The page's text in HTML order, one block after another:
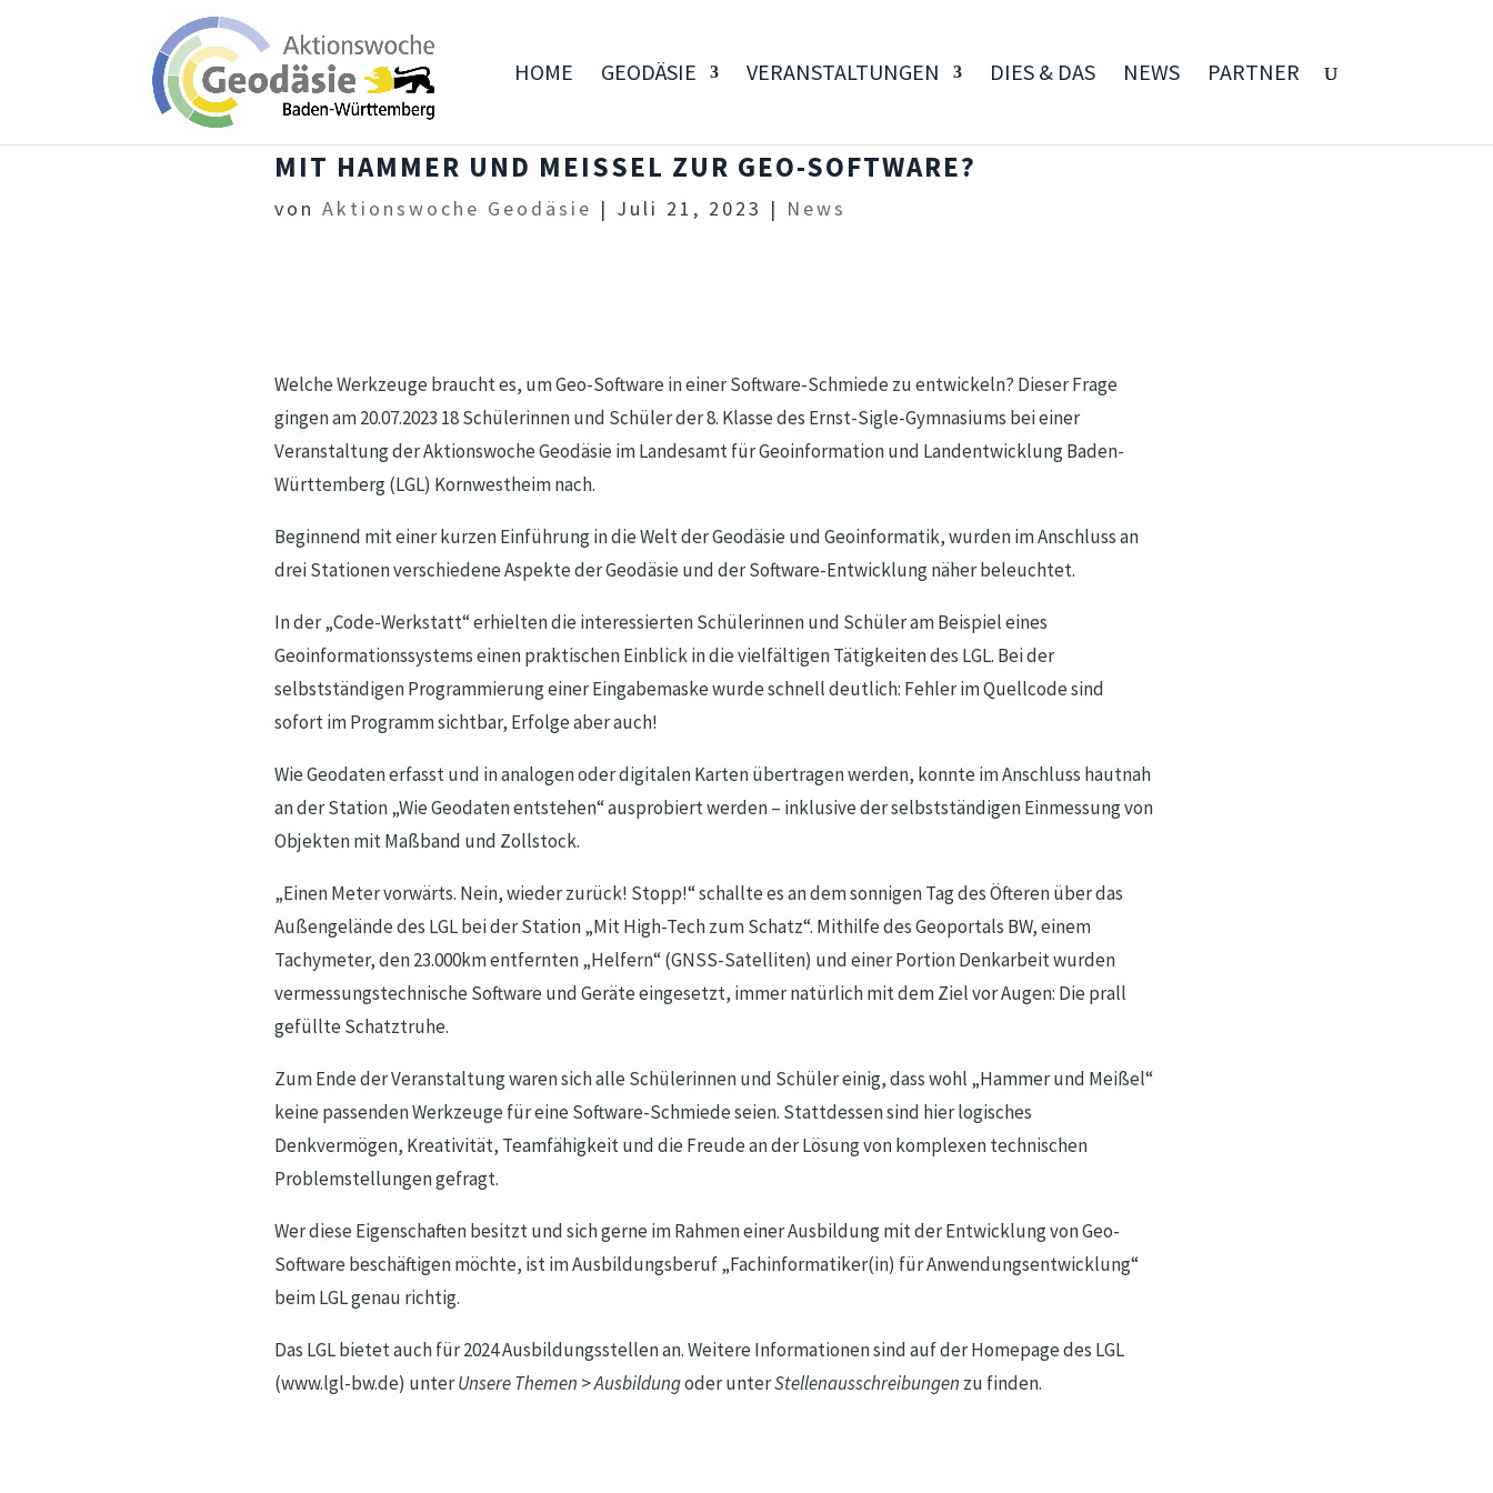
HOME GEODÄSIE VERANSTALTUNGEN DIES & DAS NEWS PARTNER
MIT HAMMER UND MEISSEL ZUR GEO-SOFTWARE?
von Aktionswoche Geodäsie | Juli 21, 2023 | News
Welche Werkzeuge braucht es, um Geo-Software in einer Software-Schmiede zu entwickeln? Dieser Frage
gingen am 20.07.2023 18 Schülerinnen und Schüler der 8. Klasse des Ernst-Sigle-Gymnasiums bei einer
Veranstaltung der Aktionswoche Geodäsie im Landesamt für Geoinformation und Landentwicklung Baden-
Württemberg (LGL) Kornwestheim nach.
Beginnend mit einer kurzen Einführung in die Welt der Geodäsie und Geoinformatik, wurden im Anschluss an
drei Stationen verschiedene Aspekte der Geodäsie und der Software-Entwicklung näher beleuchtet.
In der „Code-Werkstatt“ erhielten die interessierten Schülerinnen und Schüler am Beispiel eines
Geoinformationssystems einen praktischen Einblick in die vielfältigen Tätigkeiten des LGL. Bei der
selbstständigen Programmierung einer Eingabemaske wurde schnell deutlich: Fehler im Quellcode sind
sofort im Programm sichtbar, Erfolge aber auch!
Wie Geodaten erfasst und in analogen oder digitalen Karten übertragen werden, konnte im Anschluss hautnah
an der Station „Wie Geodaten entstehen“ ausprobiert werden – inklusive der selbstständigen Einmessung von
Objekten mit Maßband und Zollstock.
„Einen Meter vorwärts. Nein, wieder zurück! Stopp!“ schallte es an dem sonnigen Tag des Öfteren über das
Außengelände des LGL bei der Station „Mit High-Tech zum Schatz“. Mithilfe des Geoportals BW, einem
Tachymeter, den 23.000km entfernten „Helfern“ (GNSS-Satelliten) und einer Portion Denkarbeit wurden
vermessungstechnische Software und Geräte eingesetzt, immer natürlich mit dem Ziel vor Augen: Die prall
gefüllte Schatztruhe.
Zum Ende der Veranstaltung waren sich alle Schülerinnen und Schüler einig, dass wohl „Hammer und Meißel“
keine passenden Werkzeuge für eine Software-Schmiede seien. Stattdessen sind hier logisches
Denkvermögen, Kreativität, Teamfähigkeit und die Freude an der Lösung von komplexen technischen
Problemstellungen gefragt.
Wer diese Eigenschaften besitzt und sich gerne im Rahmen einer Ausbildung mit der Entwicklung von Geo-
Software beschäftigen möchte, ist im Ausbildungsberuf „Fachinformatiker(in) für Anwendungsentwicklung“
beim LGL genau richtig.
Das LGL bietet auch für 2024 Ausbildungsstellen an. Weitere Informationen sind auf der Homepage des LGL
(www.lgl-bw.de) unterUnsere Themen >Ausbildungoder unterStellenausschreibungen zu finden.